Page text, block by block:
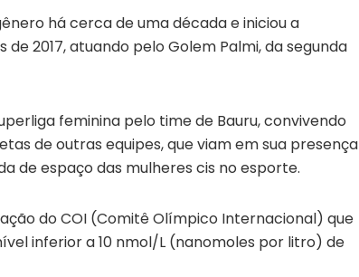
há cerca de uma década e iniciou a
2017, atuando pelo Golem Palmi, da segunda
feminina pelo time de Bauru, convivendo
de outras equipes, que viam em sua presença
de espaço das mulheres cis no esporte.
do COI (Comitê Olímpico Internacional) que
inferior a 10 nmol/L (nanomoles por litro) de